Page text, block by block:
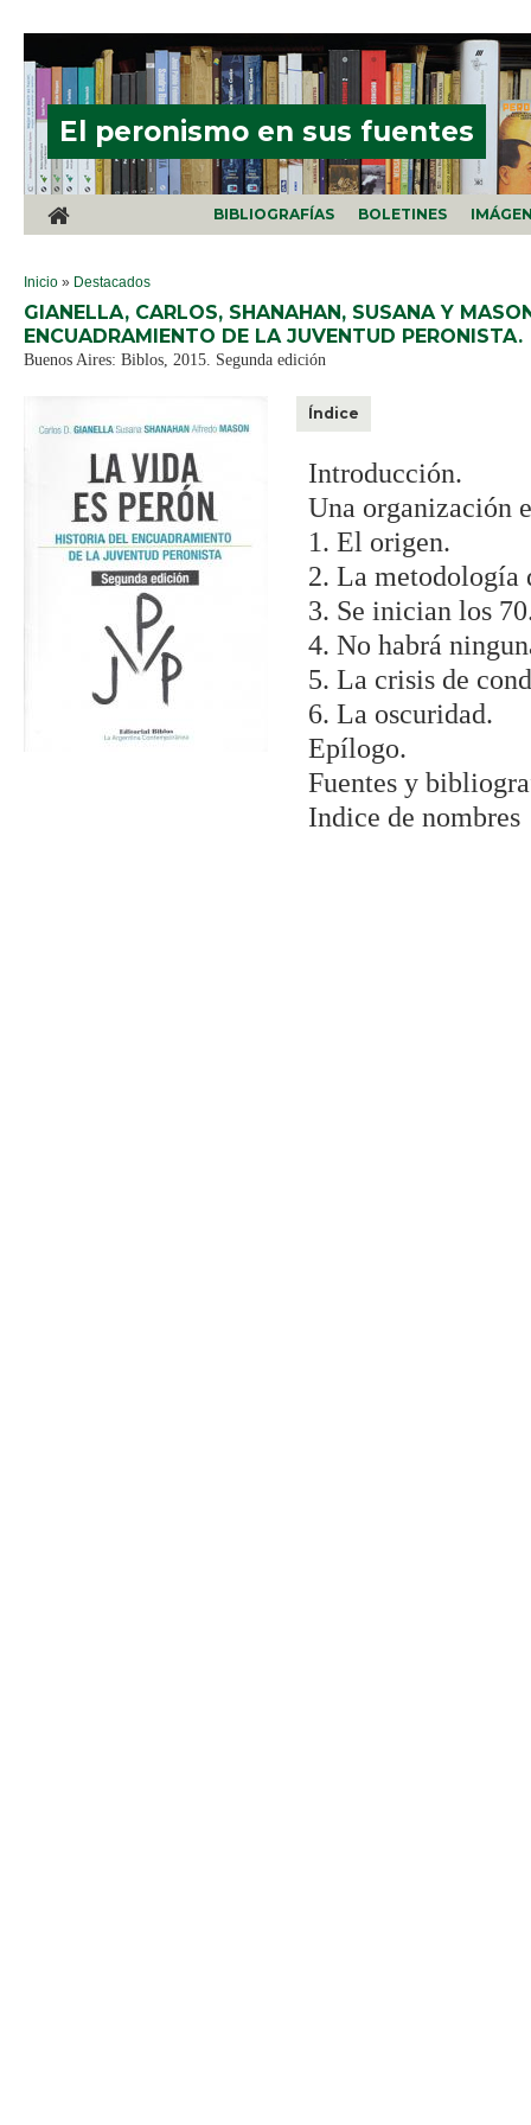
El peronismo en sus fuentes
BIBLIOGRAFÍAS BOLETINES
SE ENCUENTRA USTED AQUÍ
Inicio » Destacados
GIANELLA, CARLOS, SHANAHAN, SUSANA Y
ENCUADRAMIENTO DE LA JUVENTUD PERONISTA.
Buenos Aires: Biblos, 2015. Segunda edición
Índice
Introducción.
Una organización
1. El origen.
2. La metodología
3. Se inician los
4. No habrá
5. La crisis de
6. La oscuridad.
Epílogo.
Fuentes y
Indice de nombres